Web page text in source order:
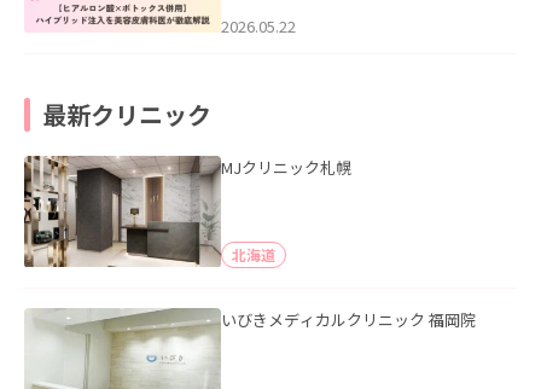
た。
2026.05.22
最新クリニック
MJクリニック札幌
北海道
いびきメディカルクリニック 福岡院